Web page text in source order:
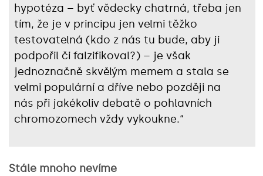
hypotéza – byť vědecky chatrná, třeba jen
tím, že je v principu jen velmi těžko
testovatelná (kdo z nás tu bude, aby ji
podpořil či falzifikoval?) – je však
jednoznačně skvělým memem a stala se
velmi populární a dříve nebo později na
nás při jakékoliv debatě o pohlavních
chromozomech vždy vykoukne.“
Stále mnoho nevíme